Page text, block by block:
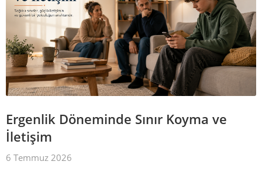
Ergenlik Döneminde Sınır Koyma ve
İletişim
6 Temmuz 2026